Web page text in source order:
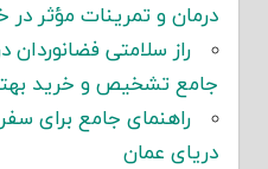
درمان و تمرینات مؤثر در
راز سلامتی فضانوردان
جامع تشخیص و خرید
راهنمای جامع برای
دریای عمان